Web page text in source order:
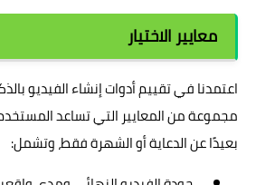
معايير الاختيار
اعتمدنا في تقييم أدوات إنشاء الفيديو
مجموعة من المعايير التي تساعد
بعيدًا عن الدعاية أو الشهرة فقط، وتشمل: